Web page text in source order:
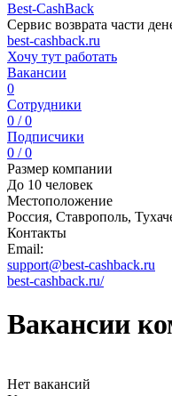
Best-CashBack
Сервис возврата части
best-cashback.ru
Хочу тут работать
Вакансии
0
Сотрудники
0 / 0
Подписчики
0 / 0
Размер компании
До 10 человек
Местоположение
Россия, Ставрополь,
Контакты
Email:
support@best-cashback.ru
best-cashback.ru/
Вакансии
Нет вакансий